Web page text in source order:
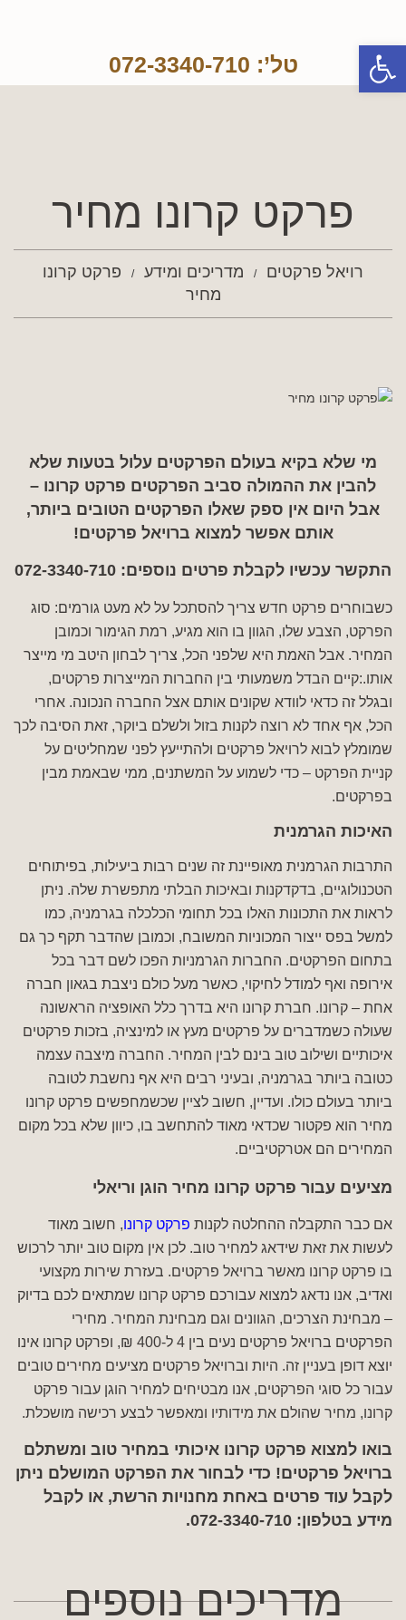
טל’: 072-3340-710
פרקט קרונו מחיר
רויאל פרקטים מדריכים ומידע
פרקט קרונו
מחיר
מי שלא בקיא בעולם הפרקטים עלול בטעות שלא
להבין את ההמולה סביב הפרקטים פרקט קרונו –
אבל היום אין ספק שאלו הפרקטים הטובים ביותר,
אותם אפשר למצוא ברויאל פרקטים!
התקשר עכשיו לקבלת פרטים נוספים: 072-3340-710
כשבוחרים פרקט חדש צריך להסתכל על לא מעט גורמים: סוג
הפרקט, הצבע שלו, הגוון בו הוא מגיע, רמת הגימור וכמובן
המחיר. אבל האמת היא שלפני הכל, צריך לבחון היטב מי מייצר
אותו.:קיים הבדל משמעותי בין החברות המייצרות פרקטים,
ובגלל זה כדאי לוודא שקונים אותם אצל החברה הנכונה. אחרי
הכל, אף אחד לא רוצה לקנות בזול ולשלם ביוקר, זאת הסיבה לכך
שמומלץ לבוא לרויאל פרקטים ולהתייעץ לפני שמחליטים על
קניית הפרקט – כדי לשמוע על המשתנים, ממי שבאמת מבין
בפרקטים.
האיכות הגרמנית
התרבות הגרמנית מאופיינת זה שנים רבות ביעילות, בפיתוחים
הטכנולוגיים, בדקדקנות ובאיכות הבלתי מתפשרת שלה. ניתן
לראות את התכונות האלו בכל תחומי הכלכלה בגרמניה, כמו
למשל בפס ייצור המכוניות המשובח, וכמובן שהדבר תקף כך גם
בתחום הפרקטים. החברות הגרמניות הפכו לשם דבר בכל
אירופה ואף למודל לחיקוי, כאשר מעל כולם ניצבת בגאון חברה
אחת – קרונו. חברת קרונו היא בדרך כלל האופציה הראשונה
שעולה כשמדברים על פרקטים מעץ או למינציה, בזכות פרקטים
איכותיים ושילוב טוב בינם לבין המחיר. החברה מיצבה עצמה
כטובה ביותר בגרמניה, ובעיני רבים היא אף נחשבת לטובה
ביותר בעולם כולו. ועדיין, חשוב לציין שכשמחפשים פרקט קרונו
מחיר הוא פקטור שכדאי מאוד להתחשב בו, כיוון שלא בכל מקום
המחירים הם אטרקטיביים.
מציעים עבור פרקט קרונו מחיר הוגן וריאלי
אם כבר התקבלה ההחלטה לקנות פרקט קרונו, חשוב מאוד
לעשות את זאת שידאג למחיר טוב. לכן אין מקום טוב יותר לרכוש
בו פרקט קרונו מאשר ברויאל פרקטים. בעזרת שירות מקצועי
ואדיב, אנו נדאג למצוא עבורכם פרקט קרונו שמתאים לכם בדיוק
– מבחינת הצרכים, הגוונים וגם מבחינת המחיר. מחירי
הפרקטים ברויאל פרקטים נעים בין 4 ל-400 ₪, ופרקט קרונו אינו
יוצא דופן בעניין זה. היות וברויאל פרקטים מציעים מחירים טובים
עבור כל סוגי הפרקטים, אנו מבטיחים למחיר הוגן עבור פרקט
קרונו, מחיר שהולם את מידותיו ומאפשר לבצע רכישה מושכלת.
בואו למצוא פרקט קרונו איכותי במחיר טוב ומשתלם
ברויאל פרקטים! כדי לבחור את הפרקט המושלם ניתן
לקבל עוד פרטים באחת מחנויות הרשת, או לקבל
מידע בטלפון: 072-3340-710
.
מדריכים נוספים
פתח סרגל נגישות